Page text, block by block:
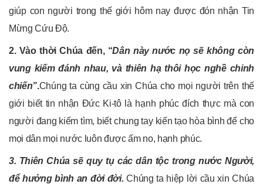
giúp con người trong thế giới hôm nay được đón nhận Tin
Mừng Cứu Độ.
2. Vào thời Chúa đến, “Dân này nước nọ sẽ không còn
vung kiếm đánh nhau, và thiên hạ thôi học nghề chinh
chiến”.Chúng ta cùng cầu xin Chúa cho mọi người trên thế
giới biết tin nhận Đức Ki-tô là hạnh phúc đích thực mà con
người đang kiếm tìm, biết chung tay kiến tạo hòa bình để cho
mọi dân mọi nước luôn được ấm no, hạnh phúc.
3. Thiên Chúa sẽ quy tụ các dân tộc trong nước Người,
để hưởng bình an đời đời. Chúng ta hiệp lời cầu xin Chúa